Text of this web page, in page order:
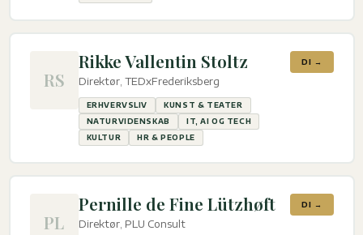
RS
Rikke Vallentin Stoltz
Direktør, TEDxFrederiksberg
ERHVERVSLIV
KUNST & TEATER
NATURVIDENSKAB
IT, AI OG TECH
KULTUR
HR & PEOPLE
DI →
PL
Pernille de Fine Lützhøft
Direktør, PLU Consult
DI →